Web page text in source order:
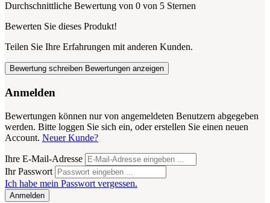
Durchschnittliche Bewertung von 0 von 5 Sternen
Bewerten Sie dieses Produkt!
Teilen Sie Ihre Erfahrungen mit anderen Kunden.
Bewertung schreiben Bewertungen anzeigen
Anmelden
Bewertungen können nur von angemeldeten Benutzern abgegeben
werden. Bitte loggen Sie sich ein, oder erstellen Sie einen neuen
Account. Neuer Kunde?
Ihre E-Mail-Adresse
Ihr Passwort
Ich habe mein Passwort vergessen.
Anmelden